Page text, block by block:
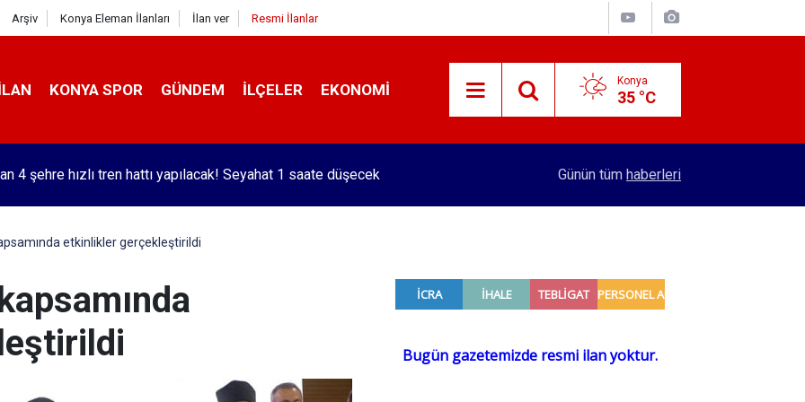
Arşiv Konya Eleman İlanları İlan ver Resmi İlanlar
KONYA SPOR GÜNDEM İLÇELER EKONOMI Konya
35 °C
4 şehre hızlı tren hattı yapılacak! Seyahat 1 saate düşecek Demirel ve Karagöz ailelerinin mutlu günü
Günün tüm haberleri
etkinlikler gerçekleştirildi